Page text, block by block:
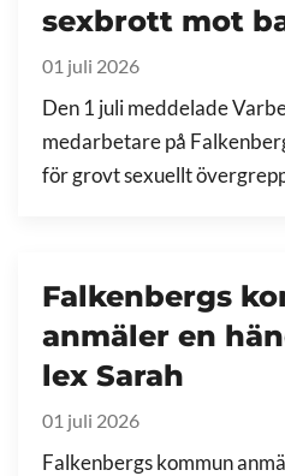
sexbrott mot
01 juli 2026
Den 1 juli meddelade
medarbetare på
för grovt sexuellt
Falkenbergs
anmäler en
lex Sarah
01 juli 2026
Falkenbergs kommun